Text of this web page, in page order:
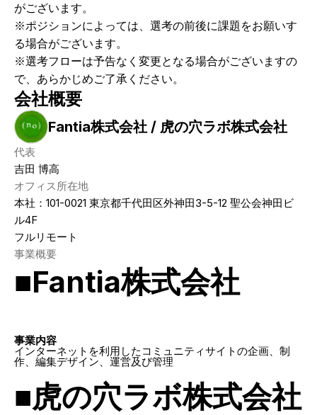
がございます。
※ポジションによっては、選考の前後に課題をお願いす
る場合がございます。
※選考フローは予告なく変更となる場合がございますの
で、あらかじめご了承ください。
会社概要
Fantia株式会社 / 虎の穴ラボ株式会社
代表
吉田 博高
オフィス所在地
本社：101-0021 東京都千代田区外神田3-5-12 聖公会神田ビ
ル4F
フルリモート
事業概要
■Fantia株式会社
事業内容
インターネットを利用したコミュニティサイトの企画、制
作、編集デザイン、運営及び管理
■虎の穴ラボ株式会社